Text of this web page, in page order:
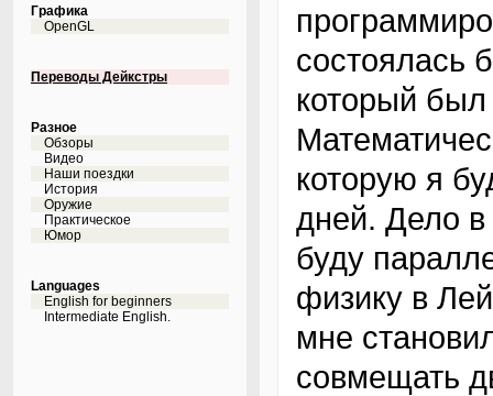
Графика
OpenGL
Переводы Дейкстры
Разное
Обзоры
Видео
Наши поездки
История
Оружие
Практическое
Юмор
Languages
English for beginners
Intermediate English.
состоялась
который
которую я
дней. Дело в
буду
физику в
мне
совмещать